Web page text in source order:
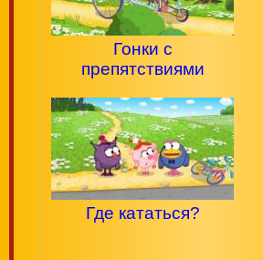
Гонки с
препятствиями
Где кататься?